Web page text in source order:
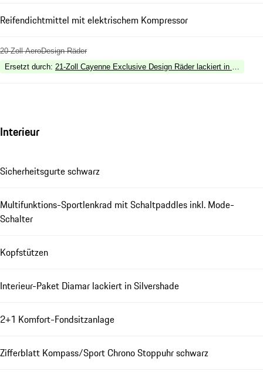
Reifendichtmittel mit elektrischem Kompressor
20-Zoll AeroDesign Räder
Ersetzt durch: 21-Zoll Cayenne Exclusive Design Räder lackiert in
Interieur
Sicherheitsgurte schwarz
Multifunktions-Sportlenkrad mit Schaltpaddles inkl. Mode-
Schalter
Kopfstützen
Interieur-Paket Diamar lackiert in Silvershade
2+1 Komfort-Fondsitzanlage
Zifferblatt Kompass/Sport Chrono Stoppuhr schwarz